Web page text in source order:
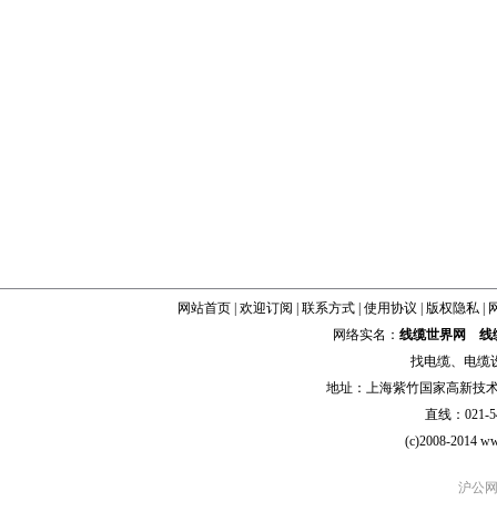
网站首页| 欢迎订阅 联系方式| 使用协议 版权隐私|
网络实名： 线缆世界网
线
找电缆、 电缆
地址：上海紫竹国家高新技
直线：021-
(c)2008-2014
沪公